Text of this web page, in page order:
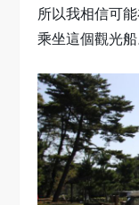
所以我相信可
乘坐這個觀光船